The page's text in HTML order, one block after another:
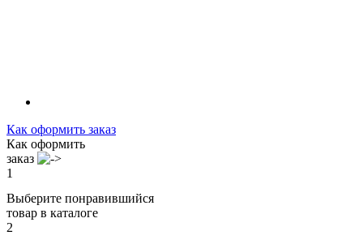
Как оформить заказ
Как оформить
заказ
1
Выберите понравившийся
товар в каталоге
2